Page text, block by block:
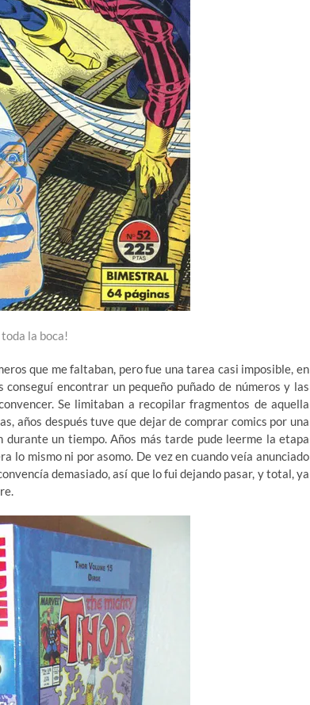
toda la boca!
que me faltaban, pero fue una tarea casi imposible, en
encontrar un pequeño puñado de números y las
Se limitaban a recopilar fragmentos de aquella
años después tuve que dejar de comprar comics por una
un tiempo. Años más tarde pude leerme la etapa
lo mismo ni por asomo. De vez en cuando veía anunciado
demasiado, así que lo fui dejando pasar, y total, ya